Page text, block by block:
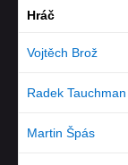
Hráč
Vojtěch Brož
Radek Tauchman
Martin Špás